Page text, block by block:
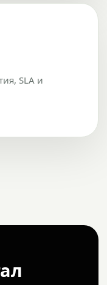
SLA и